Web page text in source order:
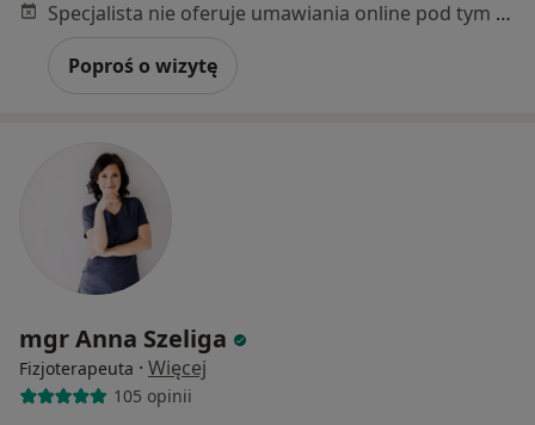
Specjalista nie oferuje umawiania online pod tym adresem.
Poproś o wizytę
mgr Anna Szeliga
Fizjoterapeuta · Więcej
105 opinii